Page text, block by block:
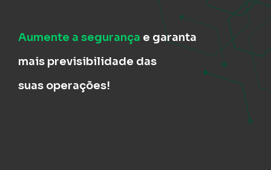
Aumente a segurança e garanta
mais previsibilidade das
suas operações!